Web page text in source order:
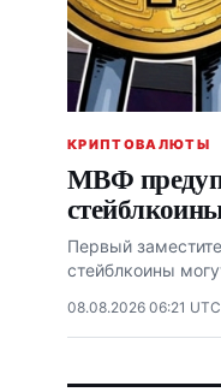
КРИПТОВАЛЮТЫ
МВФ
Первый
стейблкоины
08.08.2026 06:21 UTC